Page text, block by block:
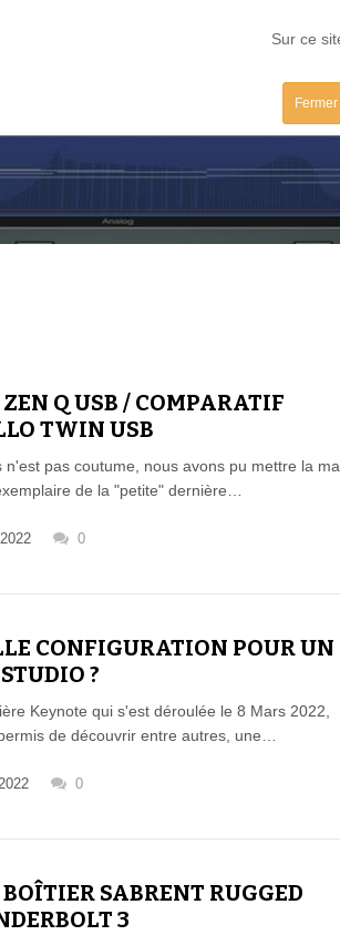
Sur ce
Fermer
TESTS
ZEN Q USB / COMPARATIF
TWIN USB
n'est pas coutume, nous avons pu mettre la
de la "petite" dernière…
0
CONFIGURATION POUR UN
?
Keynote qui s'est déroulée le 8 Mars 2022,
de découvrir entre autres, une…
0
BOÎTIER SABRENT RUGGED
3